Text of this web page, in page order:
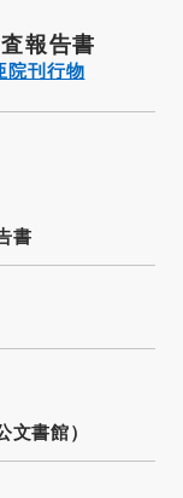
報告書
院刊行物
書
書館）